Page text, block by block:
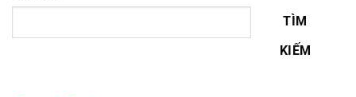
TÌM
KIẾM